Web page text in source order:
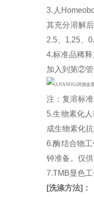
3.人
其充分溶解
2.5、1.25、
4.标准品稀
加入到第②
注：复溶标
5.生物素化
成生物素化
6.酶结合物
钟准备。仅
7.TMB显色
[洗涤方法] ：